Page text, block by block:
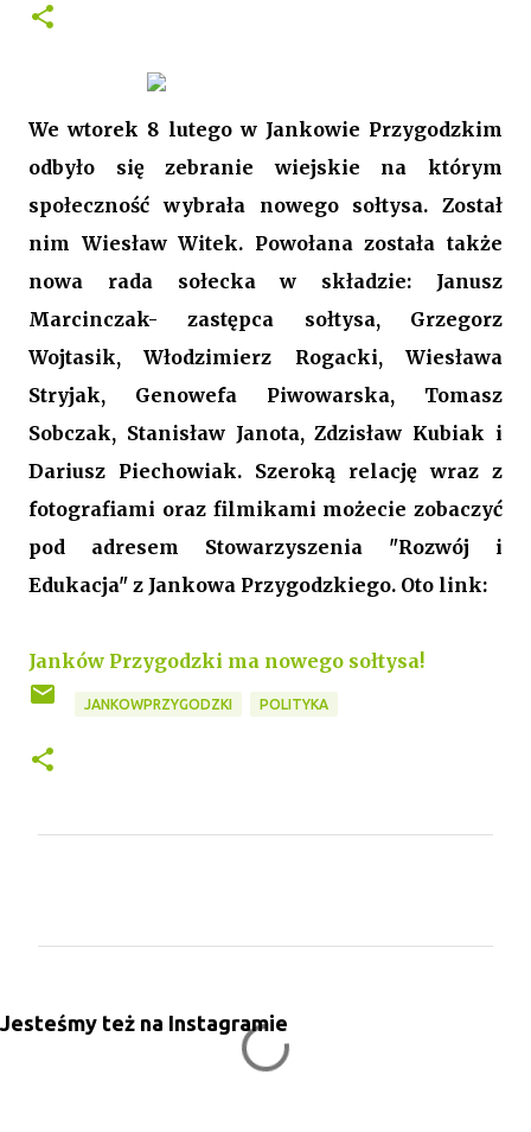
„ZMIANA”. Jednym z pierwszych punktów był bowiem
Wnuk finalnie stracił stanowisko, a nową
dotychczasowa wiceprzewodnicząca.
We wtorek 8 lutego w Jankowie Przygodzkim
odbyło się zebranie wiejskie na którym
społeczność wybrała nowego sołtysa. Został
nim Wiesław Witek. Powołana została także
nowa rada sołecka w składzie: Janusz
Marcinczak- zastępca sołtysa, Grzegorz
Wojtasik, Włodzimierz Rogacki, Wiesława
Stryjak, Genowefa Piwowarska, Tomasz
Sobczak, Stanisław Janota, Zdzisław Kubiak i
Dariusz Piechowiak. Szeroką relację wraz z
fotografiami oraz filmikami możecie zobaczyć
pod adresem Stowarzyszenia "Rozwój i
Edukacja" z Jankowa Przygodzkiego. Oto link:
Janków Przygodzki ma nowego sołtysa!
JANKOWPRZYGODZKI POLITYKA
t
Jesteśmy też na Instagramie